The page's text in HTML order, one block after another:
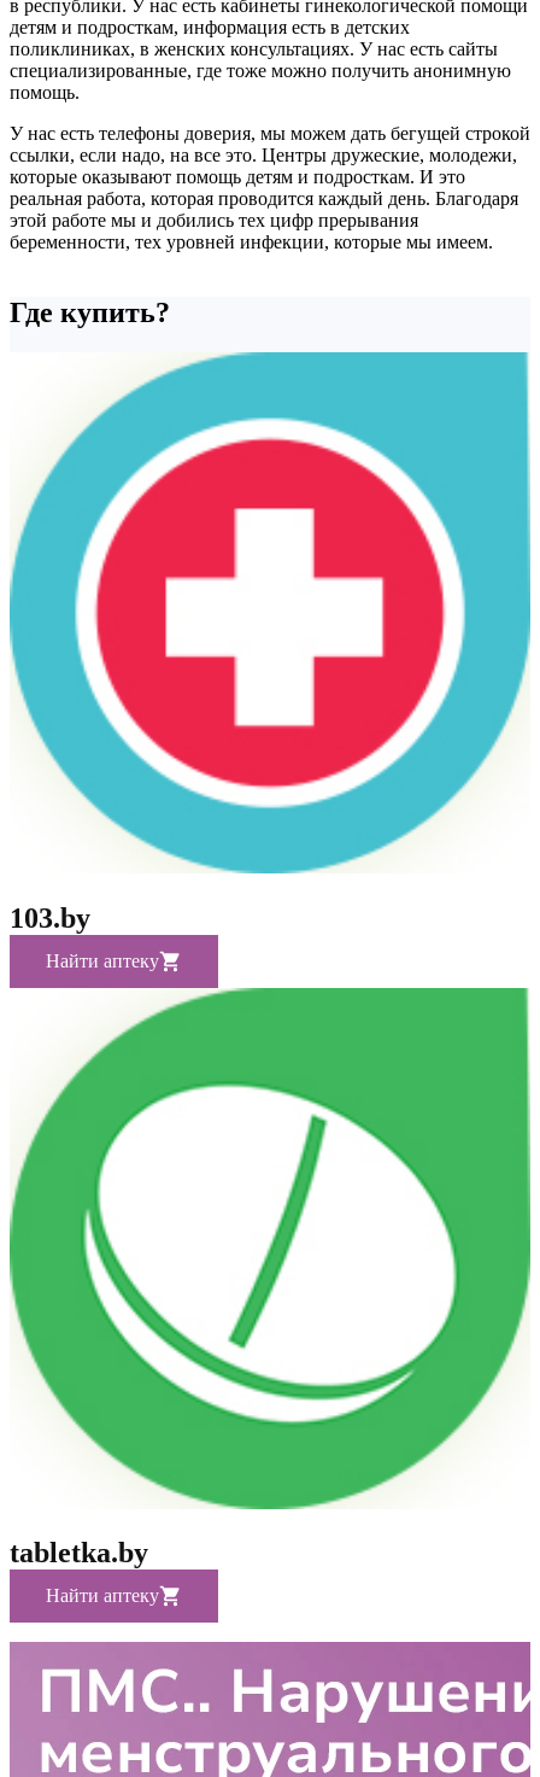
в республики. У нас есть кабинеты гинекологической помощи
детям и подросткам, информация есть в детских
поликлиниках, в женских консультациях. У нас есть сайты
специализированные, где тоже можно получить анонимную
помощь.
У нас есть телефоны доверия, мы можем дать бегущей строкой
ссылки, если надо, на все это. Центры дружеские, молодежи,
которые оказывают помощь детям и подросткам. И это
реальная работа, которая проводится каждый день. Благодаря
этой работе мы и добились тех цифр прерывания
беременности, тех уровней инфекции, которые мы имеем.
Где купить?
103.by
Найти аптеку
tabletka.by
Найти аптеку